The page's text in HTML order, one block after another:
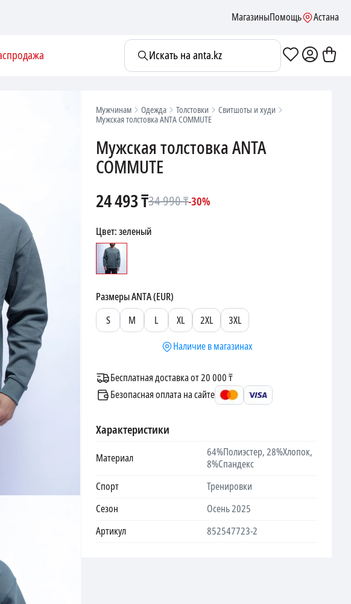
МагазиныПомощь Астана
Искать на anta.kz
Мужчинам Одежда Толстовки
Свитшоты и худи
Мужская толстовка ANTA COMMUTE
Мужская толстовка ANTA
COMMUTE
24 493₸34 990₸-30%
Цвет:зеленый
РазмерыANTA (EUR)
S
M L XL 2XL
3XL
Наличие в магазинах
Бесплатная доставка от 20 000 ₸
Безопасная оплата на сайте
Характеристики
Материал
64%Полиэстер, 28%Хлопок,
8%Спандекс
Спорт
Тренировки
Сезон
Осень 2025
Артикул
852547723-2